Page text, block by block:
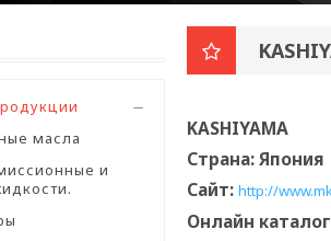
масла
и
KASHIYAMA
Страна: Япония
Сайт: http://
Онлайн